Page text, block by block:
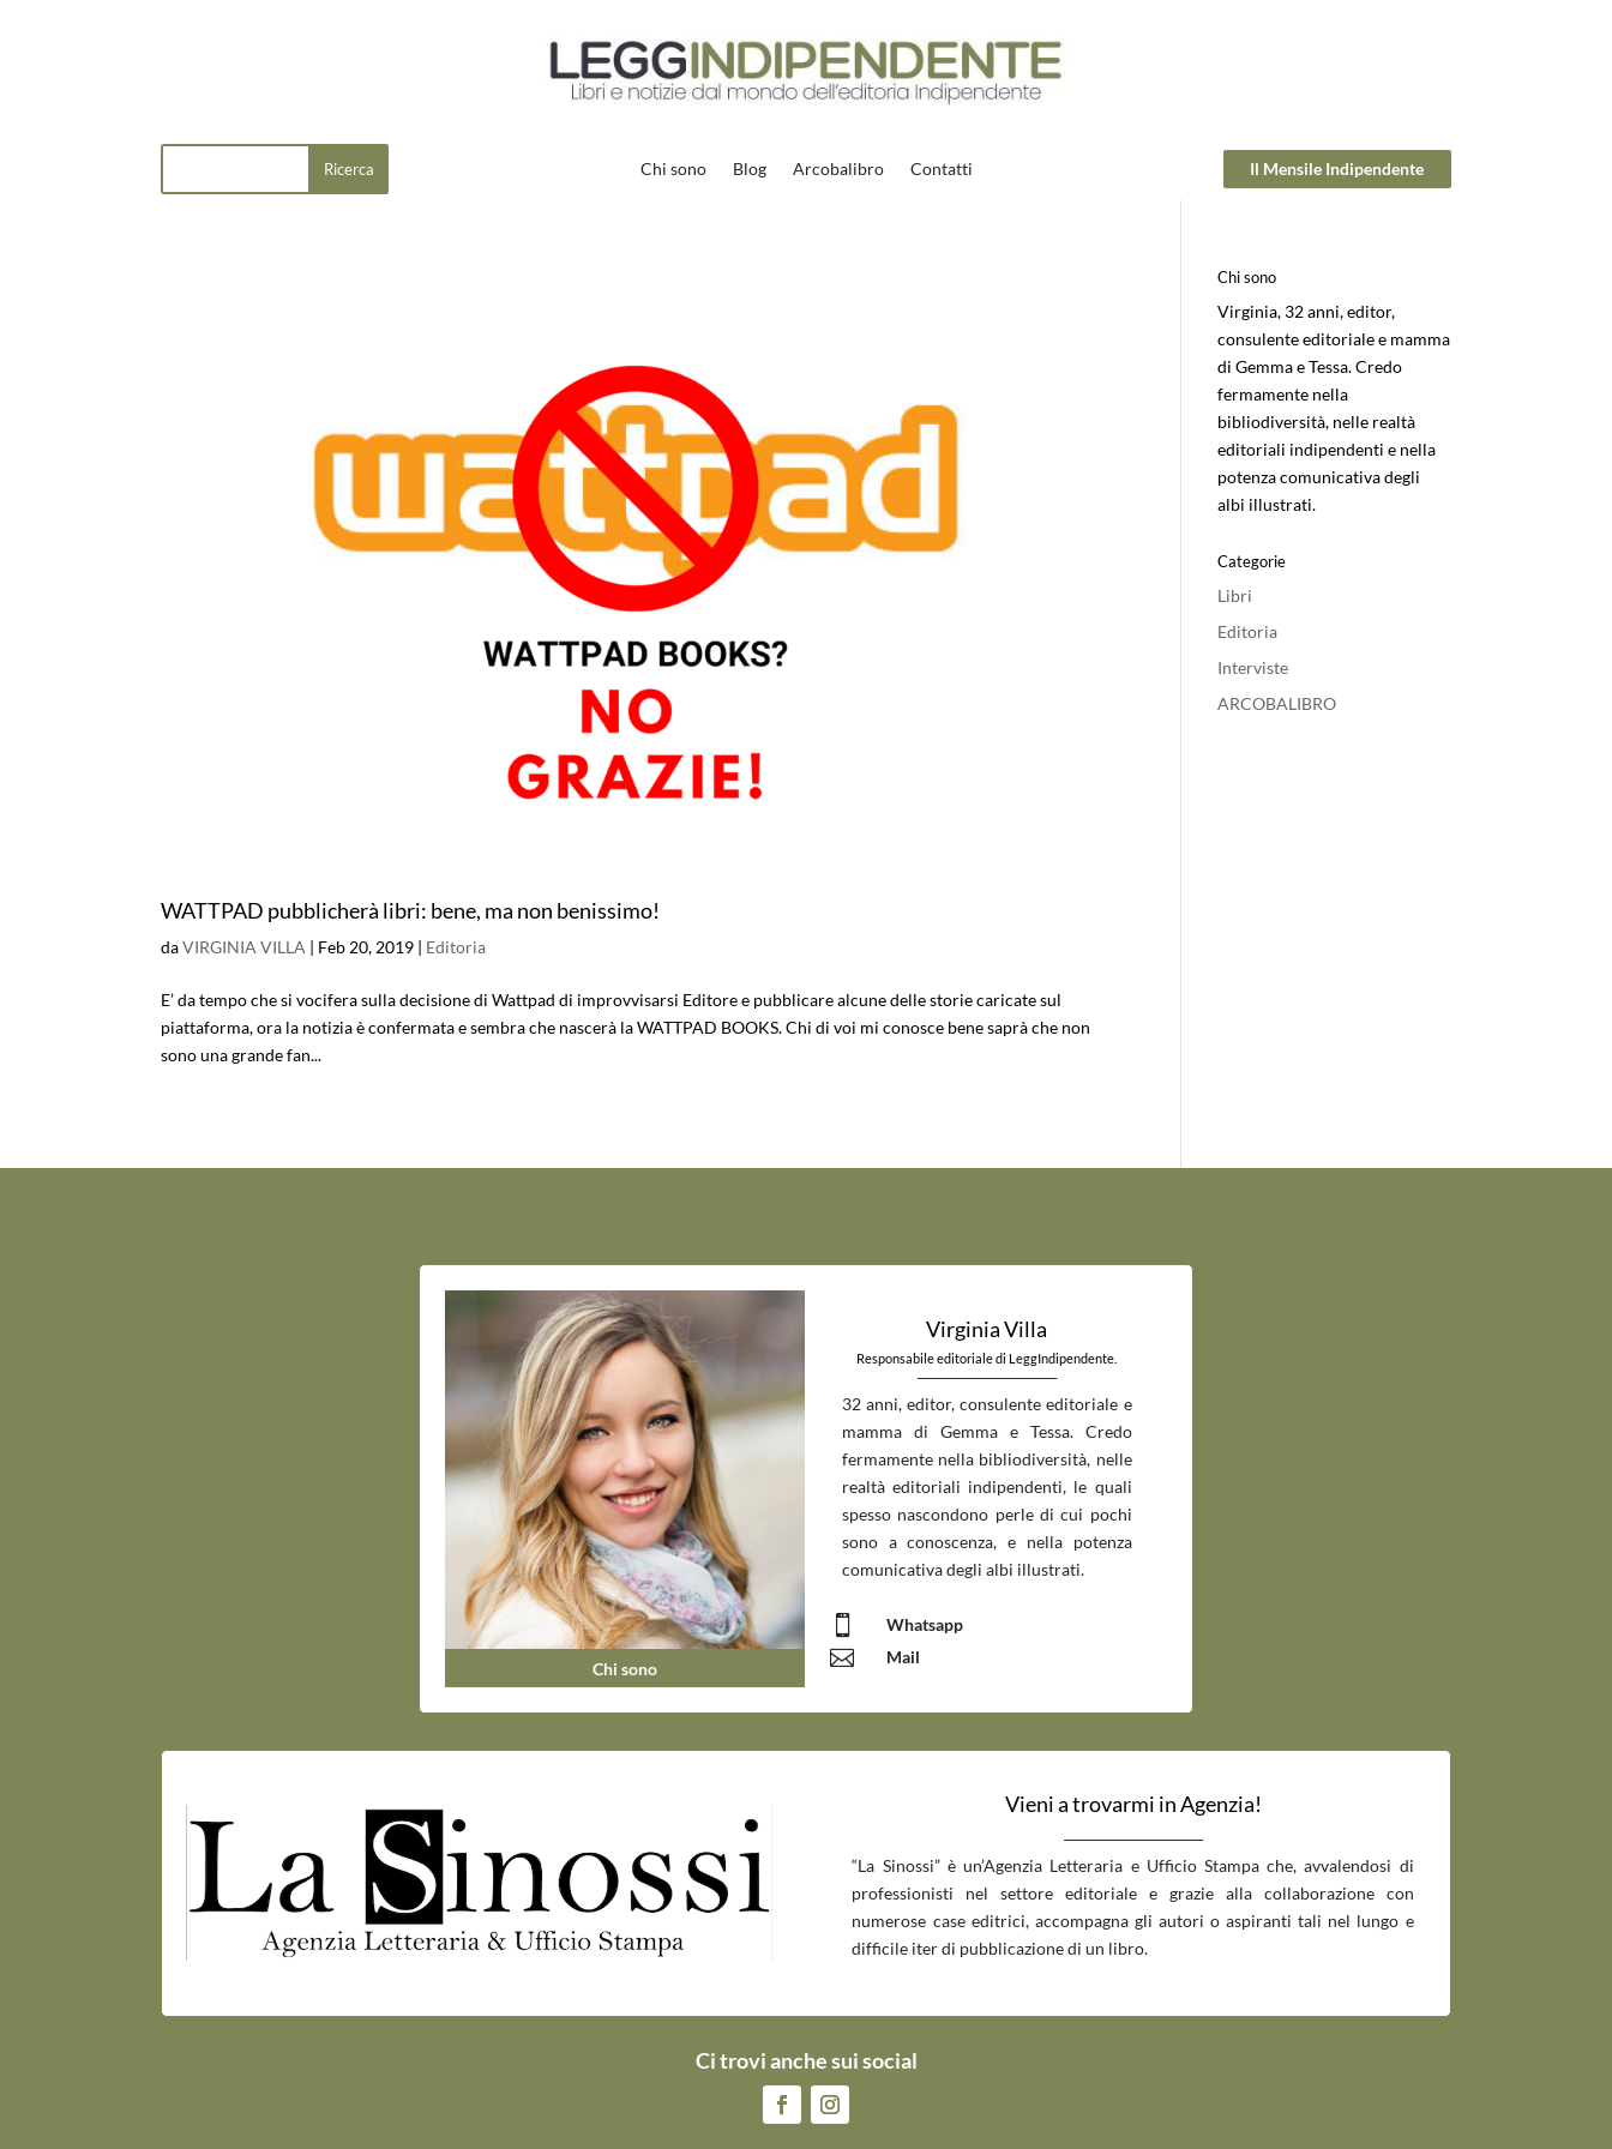
Chi sono Blog Arcobalibro Contatti Il Mensile Indipendente
WATTPAD pubblicherà libri: bene, ma non benissimo!
daVIRGINIA VILLA | Feb 20, 2019 | Editoria
E’ da tempo che si vocifera sulla decisione di Wattpad di improvvisarsi Editore e pubblicare alcune delle storie caricate sul
piattaforma, ora la notizia è confermata e sembra che nascerà la WATTPAD BOOKS. Chi di voi mi conosce bene saprà che non
sono una grande fan...
Chi sono
Virginia, 32 anni, editor,
consulente editoriale e mamma
di Gemma e Tessa. Credo
fermamente nella
bibliodiversità, nelle realtà
editoriali indipendenti e nella
potenza comunicativa degli
albi illustrati.
Categorie
Libri
Editoria
Interviste
ARCOBALIBRO
Chi sono
Virginia Villa
Responsabile editoriale di LeggIndipendente.
_____________________________
32 anni, editor, consulente editoriale e
mamma di Gemma e Tessa. Credo
fermamente nella bibliodiversità, nelle
realtà editoriali indipendenti, le quali
spesso nascondono perle di cui pochi
sono a conoscenza, e nella potenza
comunicativa degli albi illustrati.
 Whatsapp
 Mail
Vieni a trovarmi in Agenzia!
“La Sinossi” è un’Agenzia Letteraria e Ufficio Stampa che, avvalendosi di
professionisti nel settore editoriale e grazie alla collaborazione con
numerose case editrici, accompagna gli autori o aspiranti tali nel lungo e
difficile iter di pubblicazione di un libro.
Ci trovi anche sui social